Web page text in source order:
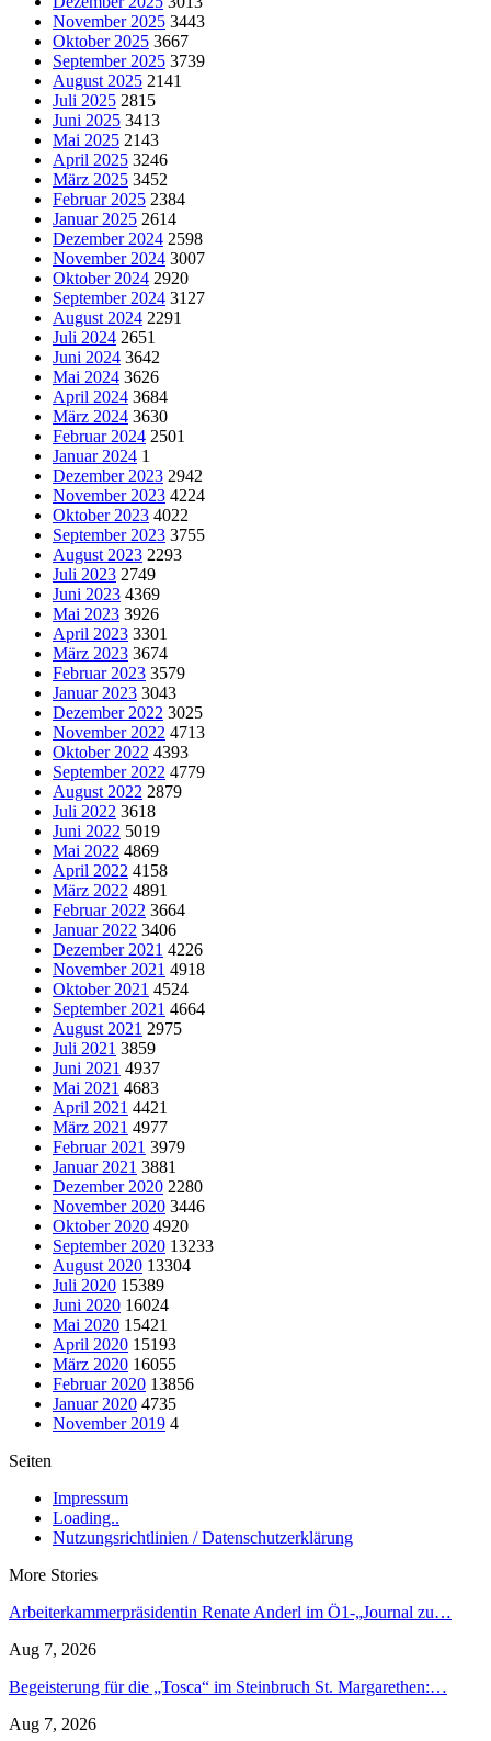
November 2025 3443
Oktober 2025 3667
September 2025 3739
August 2025 2141
Juli 2025 2815
Juni 2025 3413
Mai 2025 2143
April 2025 3246
März 2025 3452
Februar 2025 2384
Januar 2025 2614
Dezember 2024 2598
November 2024 3007
Oktober 2024 2920
September 2024 3127
August 2024 2291
Juli 2024 2651
Juni 2024 3642
Mai 2024 3626
April 2024 3684
März 2024 3630
Februar 2024 2501
Januar 2024 1
Dezember 2023 2942
November 2023 4224
Oktober 2023 4022
September 2023 3755
August 2023 2293
Juli 2023 2749
Juni 2023 4369
Mai 2023 3926
April 2023 3301
März 2023 3674
Februar 2023 3579
Januar 2023 3043
Dezember 2022 3025
November 2022 4713
Oktober 2022 4393
September 2022 4779
August 2022 2879
Juli 2022 3618
Juni 2022 5019
Mai 2022 4869
April 2022 4158
März 2022 4891
Februar 2022 3664
Januar 2022 3406
Dezember 2021 4226
November 2021 4918
Oktober 2021 4524
September 2021 4664
August 2021 2975
Juli 2021 3859
Juni 2021 4937
Mai 2021 4683
April 2021 4421
März 2021 4977
Februar 2021 3979
Januar 2021 3881
Dezember 2020 2280
November 2020 3446
Oktober 2020 4920
September 2020 13233
August 2020 13304
Juli 2020 15389
Juni 2020 16024
Mai 2020 15421
April 2020 15193
März 2020 16055
Februar 2020 13856
Januar 2020 4735
November 2019 4
Seiten
Impressum
Loading..
Nutzungsrichtlinien / Datenschutzerklärung
More Stories
Arbeiterkammerpräsidentin Renate Anderl im Ö1-„Journal zu…
Aug 7, 2026
Begeisterung für die „Tosca“ im Steinbruch St. Margarethen:…
Aug 7, 2026